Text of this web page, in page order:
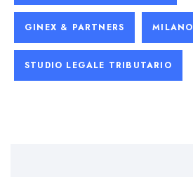
GINEX & PARTNERS MILANO
STUDIO LEGALE TRIBUTARIO